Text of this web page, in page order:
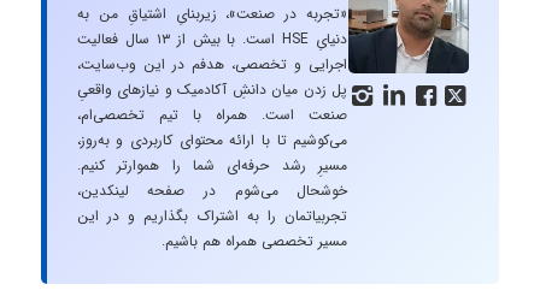
   
«تجربه در صنعت»، زیربنایِ اشتیاقِ من به
دنیایِ HSE است. با بیش از ۱۳ سال فعالیت
اجرایی و تخصصی، هدفم در این وب‌سایت،
پل زدن میان دانشِ آکادمیک و نیازهای واقعیِ
صنعت است. همراه با تیم تخصصی‌ام،
می‌کوشیم تا با ارائه محتوای کاربردی و به‌روز،
مسیرِ رشد حرفه‌ای شما را هموارتر کنیم.
خوشحال می‌شوم در صفحه لینکدین،
تجربیاتمان را به اشتراک بگذاریم و در این
مسیر تخصصی همراه هم باشیم.